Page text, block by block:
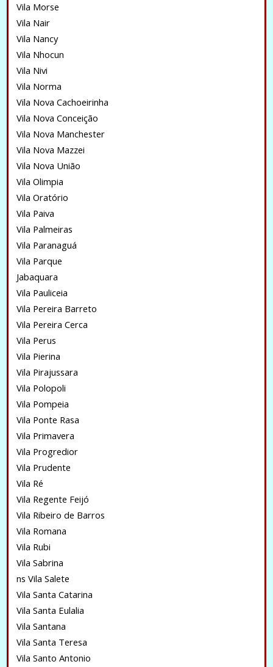
Vila Morse
Vila Nair
Vila Nancy
Vila Nhocun
Vila Nivi
Vila Norma
Vila Nova Cachoeirinha
Vila Nova Conceição
Vila Nova Manchester
Vila Nova Mazzei
Vila Nova União
Vila Olimpia
Vila Oratório
Vila Paiva
Vila Palmeiras
Vila Paranaguá
Vila Parque
Jabaquara
Vila Pauliceia
Vila Pereira Barreto
Vila Pereira Cerca
Vila Perus
Vila Pierina
Vila Pirajussara
Vila Polopoli
Vila Pompeia
Vila Ponte Rasa
Vila Primavera
Vila Progredior
Vila Prudente
Vila Ré
Vila Regente Feijó
Vila Ribeiro de Barros
Vila Romana
Vila Rubi
Vila Sabrina
ns Vila Salete
Vila Santa Catarina
Vila Santa Eulalia
Vila Santana
Vila Santa Teresa
Vila Santo Antonio